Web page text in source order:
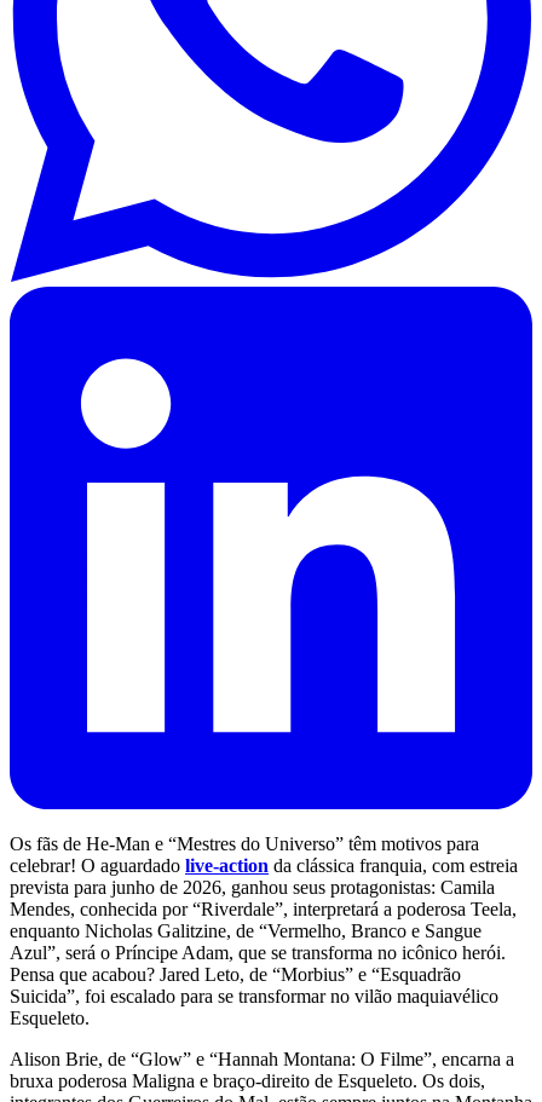
Os fãs de He-Man e “Mestres do Universo” têm motivos para
celebrar! O aguardado live-action da clássica franquia, com estreia
prevista para junho de 2026, ganhou seus protagonistas: Camila
Mendes, conhecida por “Riverdale”, interpretará a poderosa Teela,
enquanto Nicholas Galitzine, de “Vermelho, Branco e Sangue
Azul”, será o Príncipe Adam, que se transforma no icônico herói.
Pensa que acabou? Jared Leto, de “Morbius” e “Esquadrão
Suicida”, foi escalado para se transformar no vilão maquiavélico
Esqueleto.
Alison Brie, de “Glow” e “Hannah Montana: O Filme”, encarna a
bruxa poderosa Maligna e braço-direito de Esqueleto. Os dois,